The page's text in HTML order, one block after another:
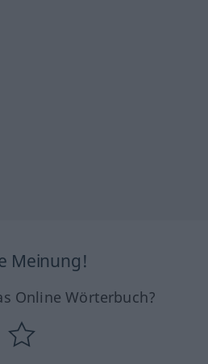
Meinung!
Online Wörterbuch?